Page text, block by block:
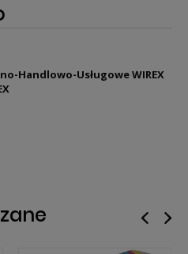
Handlowo-Usługowe WIREX